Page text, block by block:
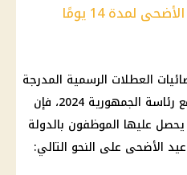
لمدة 14 يومًا
العطلات الرسمية المدرجة
في الأجندة الرسمية على موقع رئاسة الجمهورية 2024، فإن
عليها الموظفون بالدولة
الأضحى على النحو التالي: